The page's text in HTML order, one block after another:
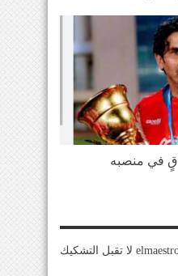
في منصبه
مصداقية elmaestrosport لا تقبل التشكيك